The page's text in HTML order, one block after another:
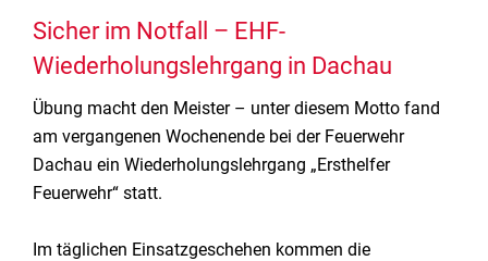
Sicher im Notfall – EHF-
Wiederholungslehrgang in Dachau
Übung macht den Meister – unter diesem Motto fand
am vergangenen Wochenende bei der Feuerwehr
Dachau ein Wiederholungslehrgang „Ersthelfer
Feuerwehr“ statt.
Im täglichen Einsatzgeschehen kommen die